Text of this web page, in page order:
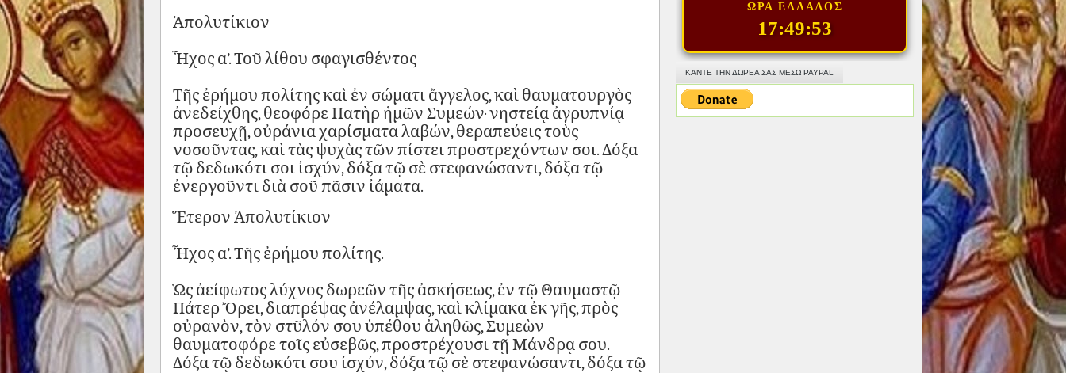
Ἀπολυτίκιον
Ἦχος α’. Τοῦ λίθου σφαγισθέντος
Τῆς ἐρήμου πολίτης καὶ ἐν σώματι ἄγγελος, καὶ θαυματουργὸς
ἀνεδείχθης, θεοφόρε Πατὴρ ἡμῶν Συμεών· νηστείᾳ ἀγρυπνίᾳ
προσευχῇ, οὐράνια χαρίσματα λαβών, θεραπεύεις τοὺς
νοσοῦντας, καὶ τὰς ψυχὰς τῶν πίστει προστρεχόντων σοι. Δόξα
τῷ δεδωκότι σοι ἰσχύν, δόξα τῷ σὲ στεφανώσαντι, δόξα τῷ
ἐνεργοῦντι διὰ σοῦ πᾶσιν ἰάματα.
Ἕτερον Ἀπολυτίκιον
Ἦχος α’. Τῆς ἐρήμου πολίτης.
Ὡς ἀείφωτος λύχνος δωρεῶν τῆς ἀσκήσεως, ἐν τῷ Θαυμαστῷ
Πάτερ Ὄρει, διαπρέψας ἀνέλαμψας, καὶ κλίμακα ἐκ γῆς, πρὸς
οὐρανὸν, τὸν στῦλόν σου ὑπέθου ἀληθῶς, Συμεὼν
θαυματοφόρε τοῖς εὐσεβῶς, προστρέχουσι τῇ Μάνδρᾳ σου.
Δόξα τῷ δεδωκότι σου ἰσχύν, δόξα τῷ σὲ στεφανώσαντι, δόξα τῷ
ΩΡΑ ΕΛΛΑΔΟΣ
17:49:54
ΚΑΝΤΕ ΤΗΝ ΔΩΡΕΑ ΣΑΣ ΜΕΣΩ PAYPAL